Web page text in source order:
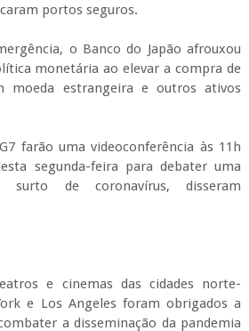
portos seguros.
o Banco do Japão afrouxou
monetária ao elevar a compra de
moeda estrangeira e outros ativos
farão uma videoconferência às 11h
segunda-feira para debater uma
surto de coronavírus, disseram
e cinemas das cidades norte-
e Los Angeles foram obrigados a
a disseminação da pandemia